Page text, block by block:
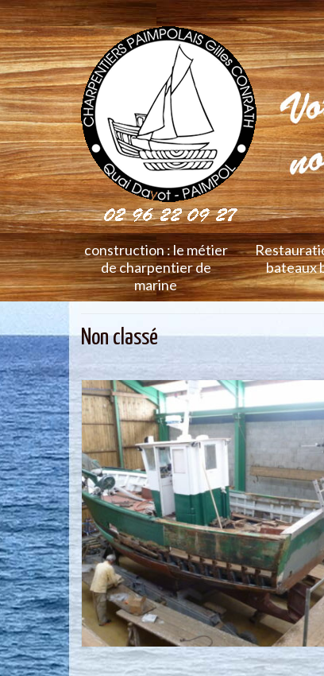
construction : le métier
de charpentier de
marine
bateaux
Non classé